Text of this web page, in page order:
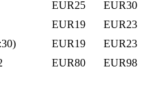
EUR25
EUR30
EUR19
EUR23
EUR19
EUR23
EUR80 EUR98